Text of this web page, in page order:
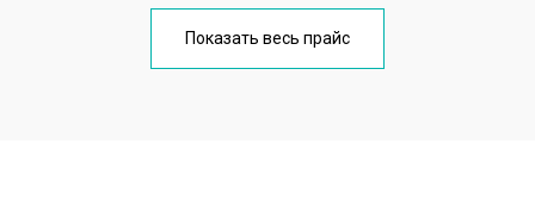
Ремонт/замена датчика
Замена термостата от 1700 ₽
Показать весь прайс